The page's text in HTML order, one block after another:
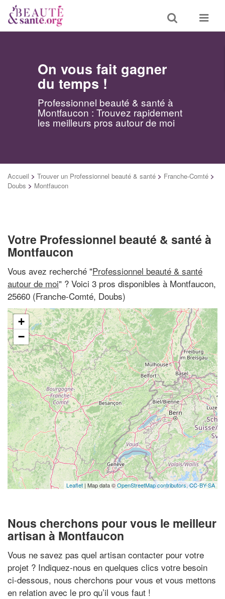
Toggle
search
Toggle
On vous fait gagner
du temps !
Professionnel beauté & santé à
Montfaucon : Trouvez rapidement
les meilleurs pros autour de moi
Accueil > Trouver un Professionnel beauté & santé > Franche-Comté >
Doubs > Montfaucon
Votre Professionnel beauté & santé à
Montfaucon
Vous avez recherché "Professionnel beauté & santé
autour de moi" ? Voici 3 pros disponibles à Montfaucon,
25660 (Franche-Comté, Doubs)
+
−
Leaflet | Map data ©OpenStreetMap contributors,CC-BY-SA
Nous cherchons pour vous le meilleur
artisan à Montfaucon
Vous ne savez pas quel artisan contacter pour votre
projet ? Indiquez-nous en quelques clics votre besoin
ci-dessous, nous cherchons pour vous et vous mettons
en relation avec le pro qu’il vous faut !